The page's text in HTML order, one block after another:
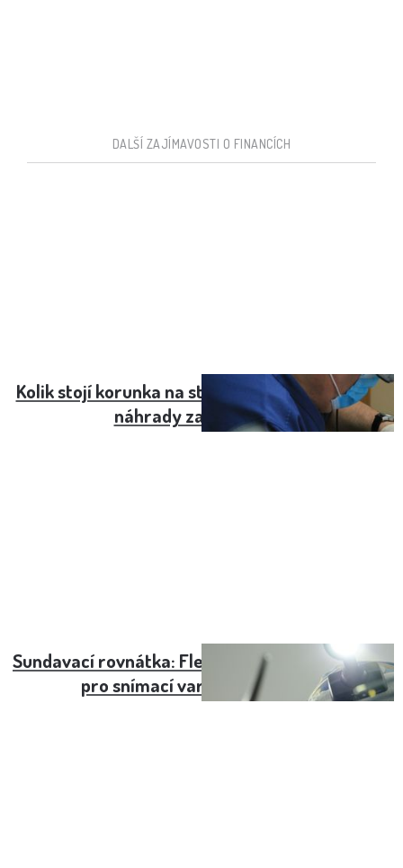
DALŠÍ ZAJÍMAVOSTI O FINANCÍCH
Kolik stojí korunka na stoličku: Cena a možnosti
náhrady zadních zubů
Sundavací rovnátka: Flexibilní a praktická volba
pro snímací variantu rovnátek